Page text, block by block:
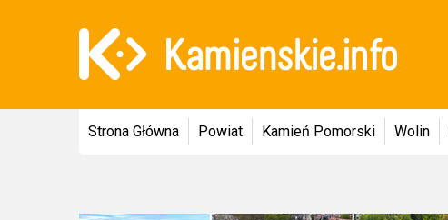
Strona Główna Powiat Kamień Pomorski Wolin